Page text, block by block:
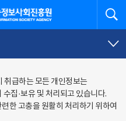
흥원
취급하는 모든 개인정보는
집·보유 및 처리되고 있습니다.
한 고충을 원활히 처리하기 위하여